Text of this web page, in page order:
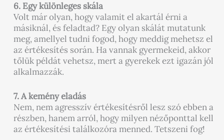
6. Egy különleges skála
Volt már olyan, hogy valamit el akartál érni a
másiknál, és feladtad? Egy olyan skálát mutatunk
meg, amellyel tudni fogod, hogy meddig mehetsz el
az értékesítés során. Ha vannak gyermekeid, akkor
tőlük példát vehetsz, mert a gyerekek ezt igazán jól
alkalmazzák.
7. A kemény eladás
Nem, nem agresszív értékesítésről lesz szó ebben a
részben, hanem arról, hogy milyen nézőponttal kell
az értékesítési találkozóra menned. Tetszeni fog!